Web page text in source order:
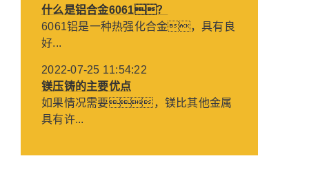
什么是铝合金6061？
6061铝是一种热强化合金，具有良
好...
2022-07-25 11:54:22
镁压铸的主要优点
如果情况需要，镁比其他金属
具有许...